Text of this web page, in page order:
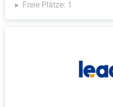
Freie Plätze: 1